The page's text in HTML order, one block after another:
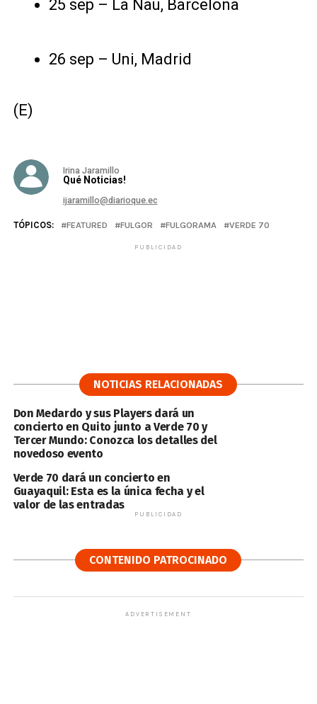
25 sep – La Nau, Barcelona
26 sep – Uni, Madrid
(E)
Irina Jaramillo
Qué Noticias!
ijaramillo@diarioque.ec
TÓPICOS: FEATURED FULGOR FULGORAMA VERDE 70
PUBLICIDAD
NOTICIAS RELACIONADAS
Don Medardo y sus Players dará un
concierto en Quito junto a Verde 70 y
Tercer Mundo: Conozca los detalles del
novedoso evento
Verde 70 dará un concierto en
Guayaquil: Esta es la única fecha y el
valor de las entradas
PUBLICIDAD
CONTENIDO PATROCINADO
ADVERTISEMENT